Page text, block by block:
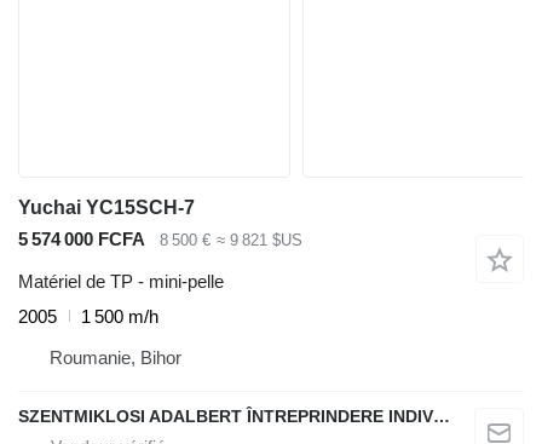
Yuchai YC15SCH-7
5 574 000 FCFA
8 500 € ≈ 9 821 $US
Matériel de TP - mini-pelle
2005
1 500 m/h
Roumanie, Bihor
SZENTMIKLOSI ADALBERT ÎNTREPRINDERE INDIVIDUALĂ